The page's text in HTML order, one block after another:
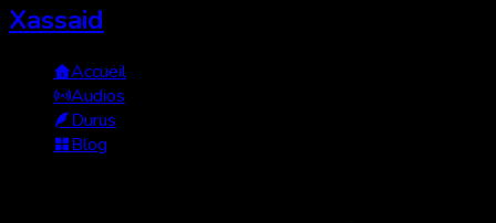
Xassaid
Accueil
Audios
Durus
Blog